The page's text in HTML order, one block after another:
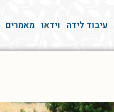
עיבוד לידה וידאו מאמרים